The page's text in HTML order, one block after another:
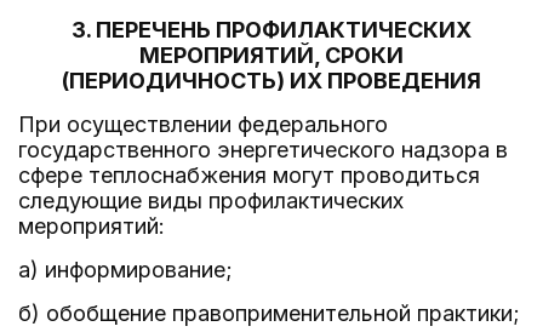
3. ПЕРЕЧЕНЬ ПРОФИЛАКТИЧЕСКИХ
МЕРОПРИЯТИЙ, СРОКИ
(ПЕРИОДИЧНОСТЬ) ИХ ПРОВЕДЕНИЯ
При осуществлении федерального
государственного энергетического надзора в
сфере теплоснабжения могут проводиться
следующие виды профилактических
мероприятий:
а) информирование;
б) обобщение правоприменительной практики;